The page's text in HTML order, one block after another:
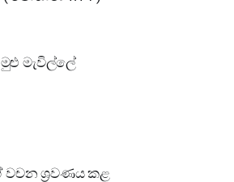
මැවිල්ලේ
ශ්‍රවණය කළ